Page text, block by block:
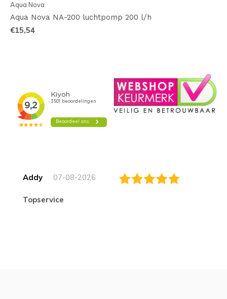
Aqua Nova
Aqua Nova NA-200 luchtpomp 200 l/h
€15,54
Addy 07-08-2026
topservice